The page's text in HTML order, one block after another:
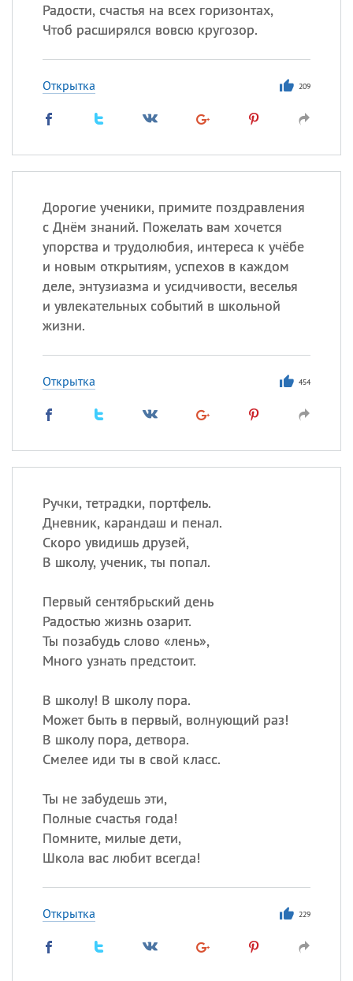
Радости, счастья на всех горизонтах,
Чтоб расширялся вовсю кругозор.
Открытка 209
Дорогие ученики, примите поздравления
с Днём знаний. Пожелать вам хочется
упорства и трудолюбия, интереса к учёбе
и новым открытиям, успехов в каждом
деле, энтузиазма и усидчивости, веселья
и увлекательных событий в школьной
жизни.
Открытка 454
Ручки, тетрадки, портфель.
Дневник, карандаш и пенал.
Скоро увидишь друзей,
В школу, ученик, ты попал.
Первый сентябрьский день
Радостью жизнь озарит.
Ты позабудь слово «лень»,
Много узнать предстоит.
В школу! В школу пора.
Может быть в первый, волнующий раз!
В школу пора, детвора.
Смелее иди ты в свой класс.
Ты не забудешь эти,
Полные счастья года!
Помните, милые дети,
Школа вас любит всегда!
Открытка 229